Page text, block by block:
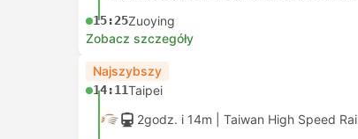
15:25Zuoying
Zobacz szczegóły
Najszybszy
14:11Taipei
2godz. i 14m | Taiwan High Speed Rail